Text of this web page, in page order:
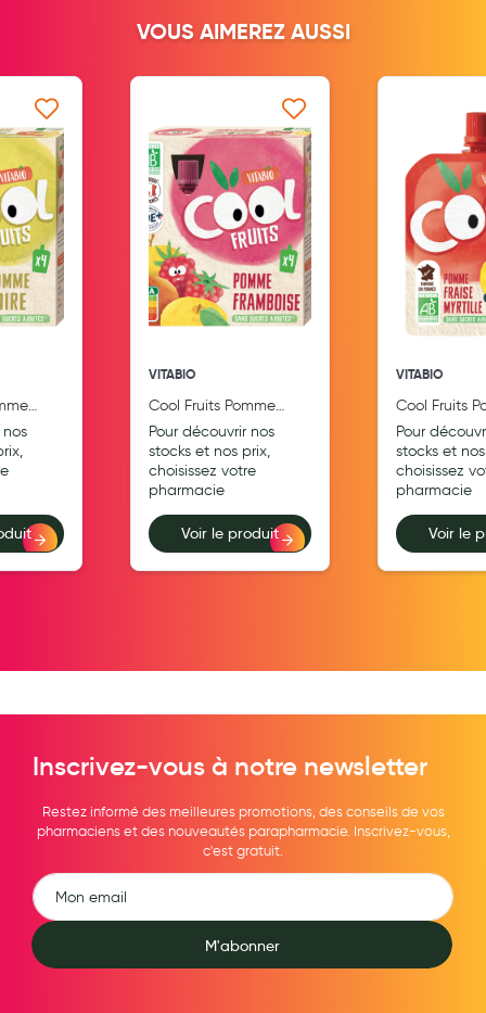
Diététique minceur
Phytothérapie
Régimes médicaux
Gemmothérapie
Confiserie
Voies respiratoires
Médicaments et Santé
Pansements
Hygiène nasale
Solaire et moustique
Piqûres insectes
Soins jambes lourdes
Contention veineuse
Contactologie
Accessoires pieds et semelles
VOUS AIMEREZ AUSSI
liste d’envie
VITABIO
Cool Fruits Pomme
Framboise Bio
Pour découvrir nos
stocks et nos prix,
choisissez votre
pharmacie
Voir le produit
Ajouter à ma liste d’envie
VITABIO
Cool Fruits
Fraise
Pour
stocks et
choisissez
pharmacie
Voir le
Inscrivez-vous à notre newsletter
Restez informé des meilleures promotions, des conseils de vos
pharmaciens et des nouveautés parapharmacie. Inscrivez-vous,
c'est gratuit.
M'abonner